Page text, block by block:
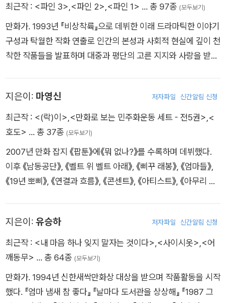
최근작 : <파인 3> <파인 2> <파인 1> … 총 97종 (모두보기)
만화가. 1993년 『비상착륙』으로 데뷔한 이래 드라마틱한 이야기
구성과 탁월한 작화 연출로 인간의 본성과 사회적 현실에 깊이 천
착한 작품들을 발표하며 대중과 평단의 고른 지지와 사랑을 받고
광부 오늘의 우리 만화상(『야후 YAHOO』), 문화관광부 대한민국
출판만화대상 저작상(『로망스』), 제1회 대한민국콘텐츠어워드
만화 부문 대통령상(『이끼』), 부천만화대상(『인천상륙작전』) 등
관광부 오늘의 우리 만화상, 2012 대한민국콘텐츠대상 만화 부
문 대통령상, 2013 대한민국 국회대상 올해의 만화상, 2017 일
본 문화청 주최 '미디어 예술제' 만화 부분 우수상을 수상했다.
지은이: 마영신 저자파일 신간알림 신청
최근작 : <(락)이> <만화로 보는 민주화운동 세트 - 전5권> <
호도> … 총 37종 (모두보기)
2007년 만화 잡지 《팝툰》에《뭐 없나?》를 수록하며 데뷔했다.
이후 《남동공단》, 《벨트 위 벨트 아래》, 《삐꾸 래봉》, 《엄마들》,
《19년 뽀삐》, 《연결과 흐름》, 《콘센트》, 《아티스트》, 《아무리 얘
스 제로》에 참여했다. 예술성과 다양성을 추구하는 작가들과 함
께 레이블 ‘즐겨찾기’를 운영하고 있다. 2021년 《엄마들》로 만화
계의 오스카 상이라 불리는 하비 상을 수상했다.
지은이: 유승하 저자파일 신간알림 신청
최근작 : <내 마음 하나 잊지 말자는 것이다> <사이시옷> <어
깨동무> … 총 64종 (모두보기)
만화가. 1994년 신한새싹만화상 대상을 받으며 작품활동을 시작
했다. 『엄마 냄새 참 좋다』 『날마다 도서관을 상상해』 『1987 그